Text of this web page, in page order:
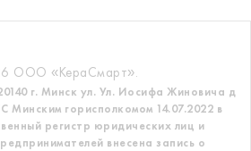
ООО «КераСмарт».
г. Минск ул. Ул. Иосифа Жиновича д
Минским горисполкомом 14.07.2022 в
регистр юридических лиц и
внесена запись о